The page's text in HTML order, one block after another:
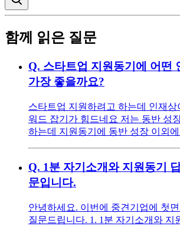
함께 읽은 질문
Q. 스타트업 지원동기에 어떤
가장 좋을까요?
스타트업 지원하려고 하는데 인재상
워드 잡기가 힘드네요 저는 동반 성
하는데 지원동기에 동반 성장 이외
Q. 1분 자기소개와 지원동기
문입니다.
안녕하세요. 이번에 중견기업에 첫
질문드립니다. 1. 1분 자기소개와 지